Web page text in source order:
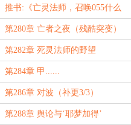
推书:《亡灵法师，召唤055什么
鬼？》
第280章 亡者之夜（残酷突变）
第282章 死灵法师的野望
第284章 甲......
第286章 对波（补更3/3）
第288章 舆论与‘耶梦加得’